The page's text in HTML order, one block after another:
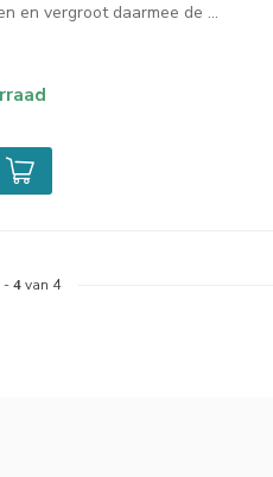
en vergroot daarmee de ...
-4van 4